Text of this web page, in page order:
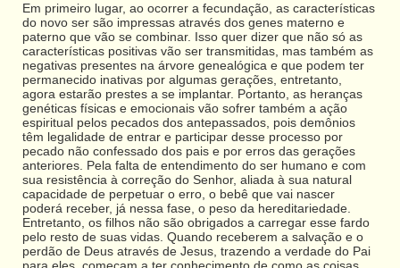
Em primeiro lugar, ao ocorrer a fecundação, as características
do novo ser são impressas através dos genes materno e
paterno que vão se combinar. Isso quer dizer que não só as
características positivas vão ser transmitidas, mas também as
negativas presentes na árvore genealógica e que podem ter
permanecido inativas por algumas gerações, entretanto,
agora estarão prestes a se implantar. Portanto, as heranças
genéticas físicas e emocionais vão sofrer também a ação
espiritual pelos pecados dos antepassados, pois demônios
têm legalidade de entrar e participar desse processo por
pecado não confessado dos pais e por erros das gerações
anteriores. Pela falta de entendimento do ser humano e com
sua resistência à correção do Senhor, aliada à sua natural
capacidade de perpetuar o erro, o bebê que vai nascer
poderá receber, já nessa fase, o peso da hereditariedade.
Entretanto, os filhos não são obrigados a carregar esse fardo
pelo resto de suas vidas. Quando receberem a salvação e o
perdão de Deus através de Jesus, trazendo a verdade do Pai